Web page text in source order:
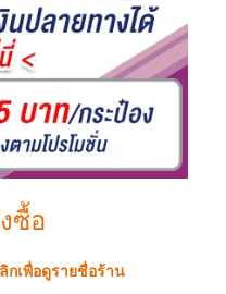
ซื้อ
กเพื่อดูรายชื่อร้าน